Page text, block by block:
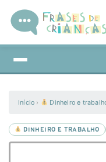
Início › Dinheiro e
DINHEIRO E TRABALHO